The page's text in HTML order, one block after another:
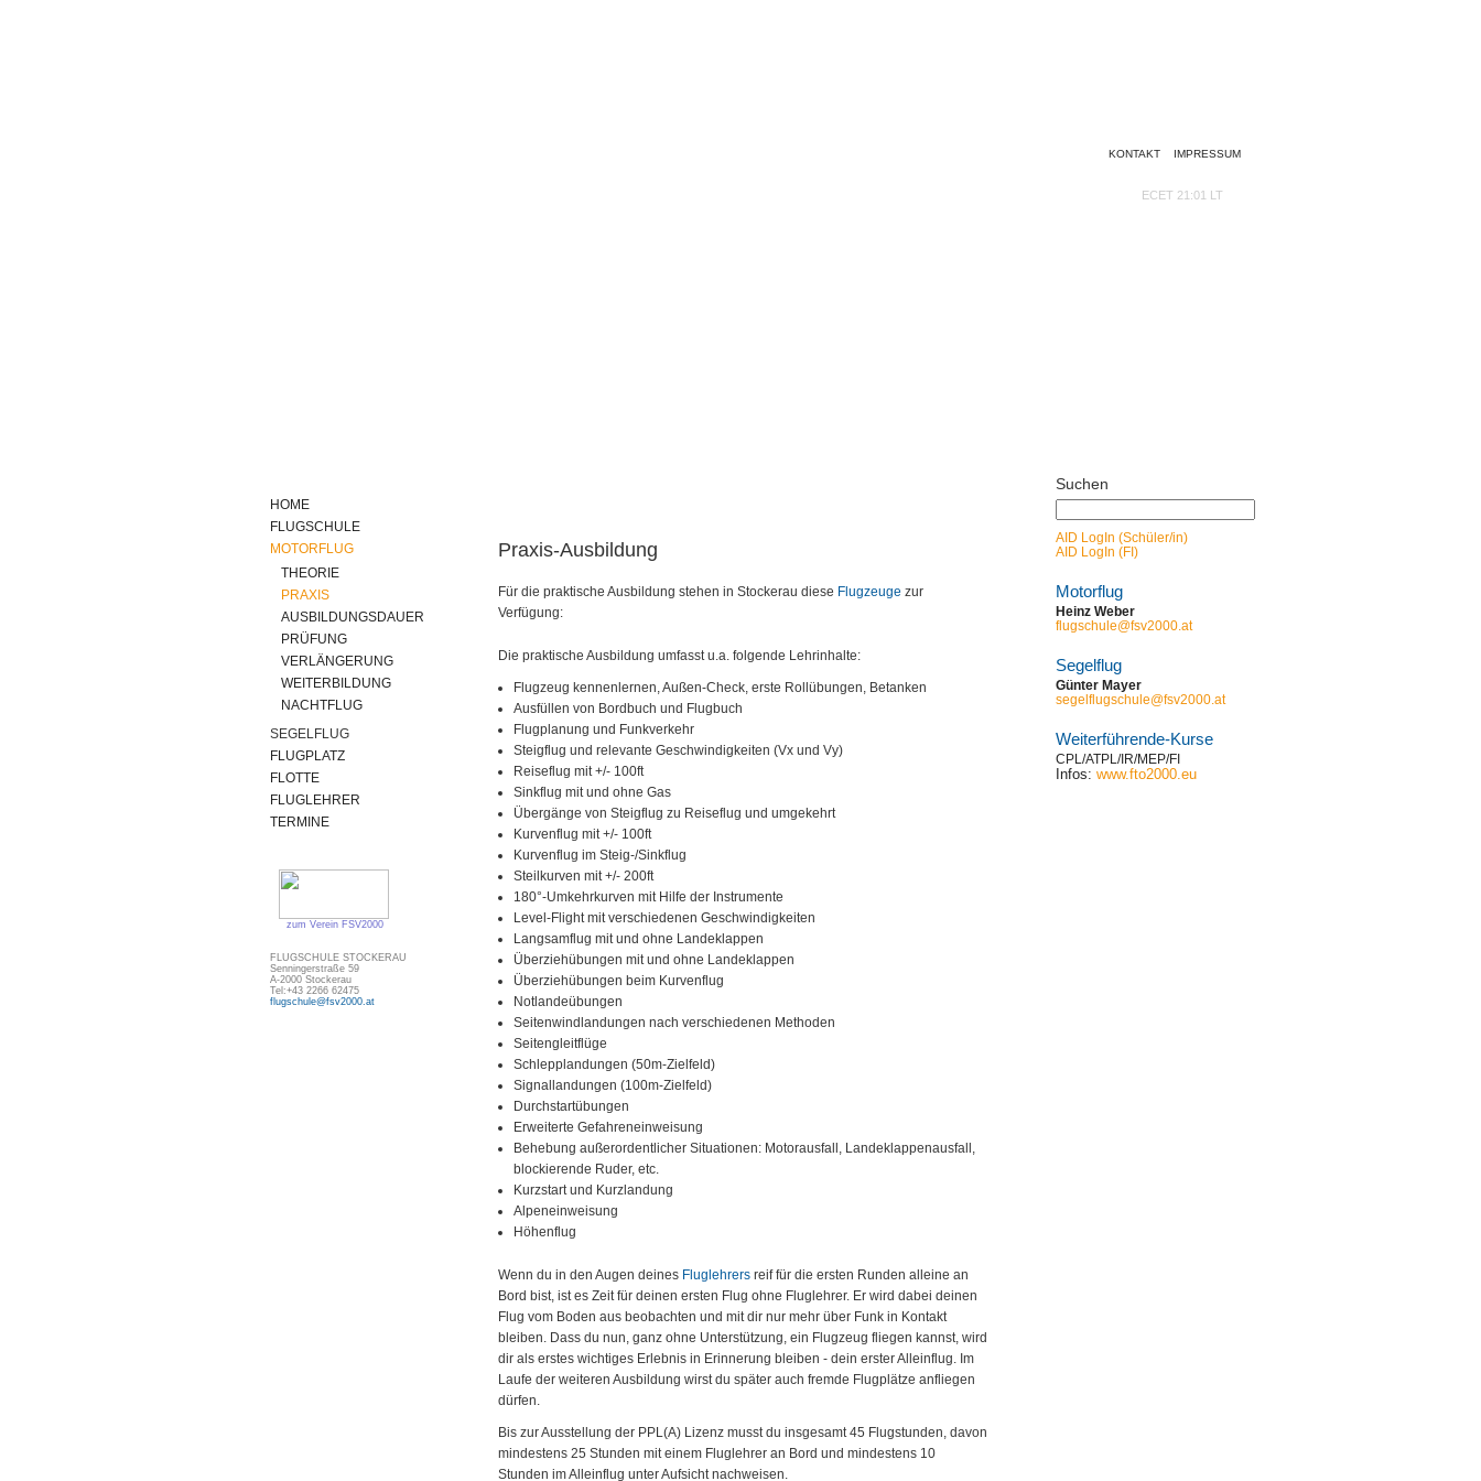
KONTAKT IMPRESSUM
ECET 21:01 LT
HOME
FLUGSCHULE
MOTORFLUG
THEORIE
PRAXIS
AUSBILDUNGSDAUER
PRÜFUNG
VERLÄNGERUNG
WEITERBILDUNG
NACHTFLUG
SEGELFLUG
FLUGPLATZ
FLOTTE
FLUGLEHRER
TERMINE
zum Verein FSV2000
FLUGSCHULE STOCKERAU
Senningerstraße 59
A-2000 Stockerau
Tel:+43 2266 62475
flugschule@fsv2000.at
Praxis-Ausbildung
Für die praktische Ausbildung stehen in Stockerau diese Flugzeuge zur
Verfügung:
Die praktische Ausbildung umfasst u.a. folgende Lehrinhalte:
Flugzeug kennenlernen, Außen-Check, erste Rollübungen, Betanken
Ausfüllen von Bordbuch und Flugbuch
Flugplanung und Funkverkehr
Steigflug und relevante Geschwindigkeiten (Vx und Vy)
Reiseflug mit +/- 100ft
Sinkflug mit und ohne Gas
Übergänge von Steigflug zu Reiseflug und umgekehrt
Kurvenflug mit +/- 100ft
Kurvenflug im Steig-/Sinkflug
Steilkurven mit +/- 200ft
180°-Umkehrkurven mit Hilfe der Instrumente
Level-Flight mit verschiedenen Geschwindigkeiten
Langsamflug mit und ohne Landeklappen
Überziehübungen mit und ohne Landeklappen
Überziehübungen beim Kurvenflug
Notlandeübungen
Seitenwindlandungen nach verschiedenen Methoden
Seitengleitflüge
Schlepplandungen (50m-Zielfeld)
Signallandungen (100m-Zielfeld)
Durchstartübungen
Erweiterte Gefahreneinweisung
Behebung außerordentlicher Situationen: Motorausfall, Landeklappenausfall,
blockierende Ruder, etc.
Kurzstart und Kurzlandung
Alpeneinweisung
Höhenflug
Wenn du in den Augen deines Fluglehrers reif für die ersten Runden alleine an
Bord bist, ist es Zeit für deinen ersten Flug ohne Fluglehrer. Er wird dabei deinen
Flug vom Boden aus beobachten und mit dir nur mehr über Funk in Kontakt
bleiben. Dass du nun, ganz ohne Unterstützung, ein Flugzeug fliegen kannst, wird
dir als erstes wichtiges Erlebnis in Erinnerung bleiben - dein erster Alleinflug. Im
Laufe der weiteren Ausbildung wirst du später auch fremde Flugplätze anfliegen
dürfen.
Bis zur Ausstellung der PPL(A) Lizenz musst du insgesamt 45 Flugstunden, davon
mindestens 25 Stunden mit einem Fluglehrer an Bord und mindestens 10
Stunden im Alleinflug unter Aufsicht nachweisen.
Suchen
AID LogIn (Schüler/in)
AID LogIn (FI)
Motorflug
Heinz Weber
flugschule@fsv2000.at
Segelflug
Günter Mayer
segelflugschule@fsv2000.at
Weiterführende-Kurse
CPL/ATPL/IR/MEP/FI
Infos: www.fto2000.eu